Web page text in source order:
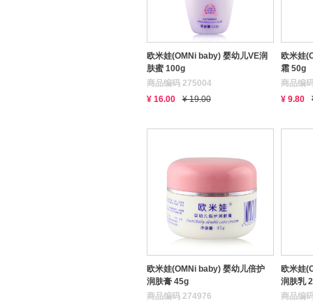
欧米娃(OMNi baby) 婴幼儿VE润
肤蜜 100g
商品编码 275004
¥ 16.00
¥ 19.00
欧米娃
霜 50g
商品编
¥ 9.80
欧米娃(OMNi baby) 婴幼儿倍护
润肤膏 45g
商品编码 274976
欧米娃
润肤乳
商品编